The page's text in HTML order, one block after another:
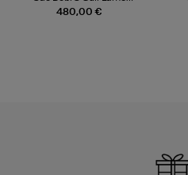
480,00 €
Champagne